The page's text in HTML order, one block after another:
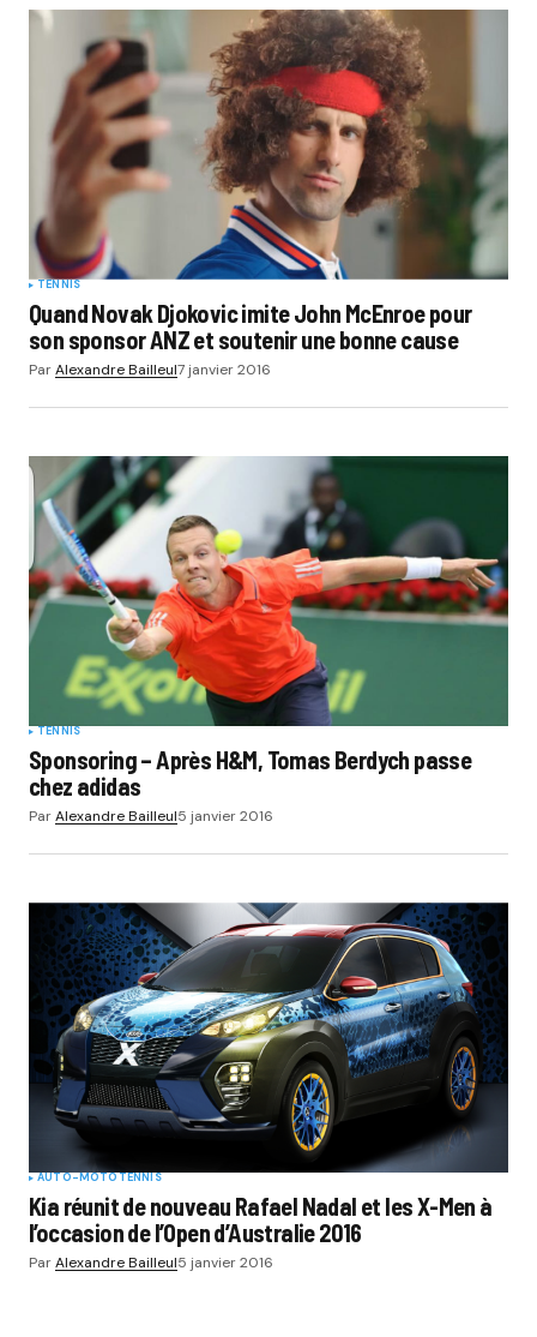
TENNIS
Quand Novak Djokovic imite John McEnroe pour
son sponsor ANZ et soutenir une bonne cause
ParAlexandre Bailleul7 janvier 2016
TENNIS
Sponsoring – Après H&M, Tomas Berdych passe
chez adidas
ParAlexandre Bailleul5 janvier 2016
AUTO-MOTOTENNIS
Kia réunit de nouveau Rafael Nadal et les X-Men à
l’occasion de l’Open d’Australie 2016
ParAlexandre Bailleul5 janvier 2016